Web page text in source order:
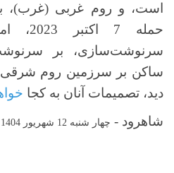
است، و روم غربی (غرب)،
حمله 7
سرنوشت‌سازی، بر
ساکن بر سرزمین روم شرقی
دید، تصمیمات آنان به کجا
شاهرود - چهار شنبه 12 شهریور 1404 برابر با 3 سپتامبر 2025